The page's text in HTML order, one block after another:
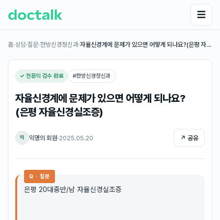
☰
홈›상담·질문›한방신경정신과›자율신경계에 문제가 있으면 어떻게 되나요?(은평 자…
✓ 전문의 검수 완료 #한방신경정신과
자율신경계에 문제가 있으면 어떻게 되나요?
(은평 자율신경실조증)
익 익명의 회원·2025.05.20 ↗ 공유
Q · 질문
은평 20대중반/남 자율신경실조증